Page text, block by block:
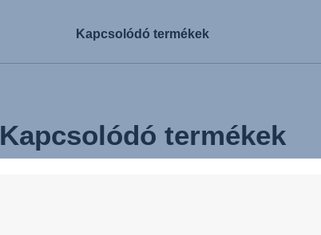
Kapcsolódó termékek
Kapcsolódó termékek